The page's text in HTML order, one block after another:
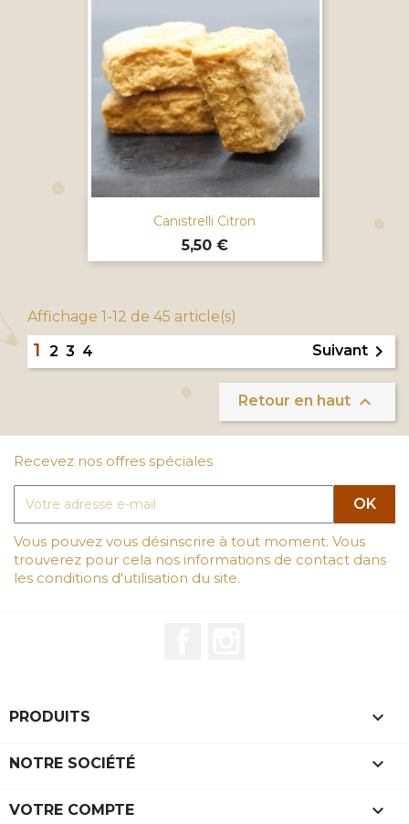
Canistrelli Citron
Prix
5,50 €
Affichage 1-12 de 45 article(s)
1 2 3 4 Suivant 
Retour en haut 
Recevez nos offres spéciales
Vous pouvez vous désinscrire à tout moment. Vous
trouverez pour cela nos informations de contact dans
les conditions d'utilisation du site.
PRODUITS 
NOTRE SOCIÉTÉ 
VOTRE COMPTE 